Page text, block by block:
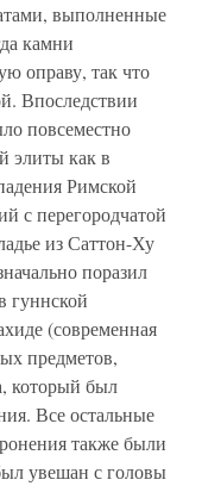
выполненные
камни
оправу, так что
Впоследствии
повсеместно
элиты как в
Римской
с перегородчатой
из Саттон-Ху
поразил
гуннской
(современная
предметов,
который был
Все остальные
также были
увешан с головы